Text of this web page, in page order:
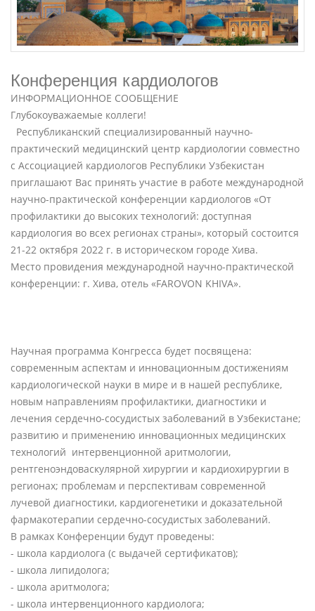
Конференция кардиологов
ИНФОРМАЦИОННОЕ СООБЩЕНИЕ
Глубокоуважаемые коллеги!
Республиканский специализированный научно-
практический медицинский центр кардиологии совместно
с Ассоциацией кардиологов Республики Узбекистан
приглашают Вас принять участие в работе международной
научно-практической конференции кардиологов «От
профилактики до высоких технологий: доступная
кардиология во всех регионах страны», который состоится
21-22 октября 2022 г. в историческом городе Хива.
Место провидения международной научно-практической
конференции: г. Хива, отель «FAROVON KHIVA».
Научная программа Конгресса будет посвящена:
современным аспектам и инновационным достижениям
кардиологической науки в мире и в нашей республике,
новым направлениям профилактики, диагностики и
лечения сердечно-сосудистых заболеваний в Узбекистане;
развитию и применению инновационных медицинских
технологий интервенционной аритмологии,
рентгеноэндоваскулярной хирургии и кардиохирургии в
регионах; проблемам и перспективам современной
лучевой диагностики, кардиогенетики и доказательной
фармакотерапии сердечно-сосудистых заболеваний.
В рамках Конференции будут проведены:
- школа кардиолога (с выдачей сертификатов);
- школа липидолога;
- школа аритмолога;
- школа интервенционного кардиолога;